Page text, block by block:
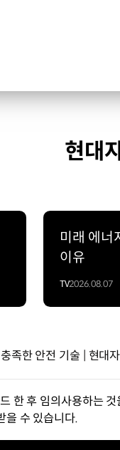
현대
미래 에너
이유
TV2026.08.07
족한 안전 기술 | 현대
한 후 임의사용하는
을 수 있습니다.